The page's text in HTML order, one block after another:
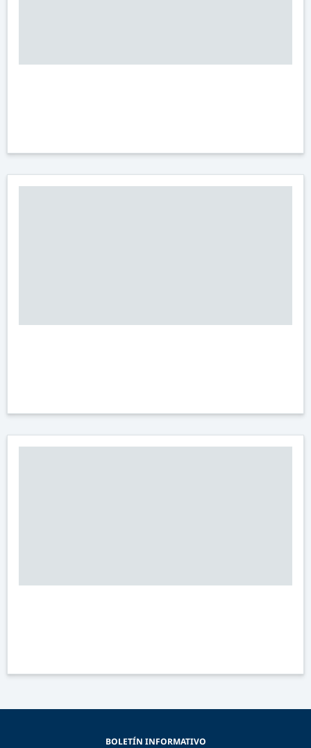
BOLETÍN INFORMATIVO